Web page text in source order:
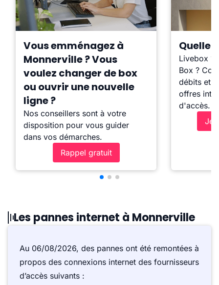
Vous emménagez à
Monnerville ? Vous
voulez changer de box
ou ouvrir une nouvelle
ligne ?
Nos conseillers sont à votre
disposition pour vous guider
dans vos démarches.
Rappel gratuit
Quelle
Livebox ?
Box ?
débits et
offres
d'accès.
Je
Les pannes internet à Monnerville
Au 06/08/2026, des pannes ont été remontées à
propos des connexions internet des fournisseurs
d’accès suivants :